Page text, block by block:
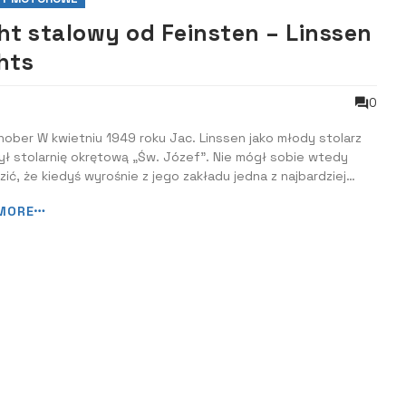
stalowy od Feinsten – Linssen
0
W kwietniu 1949 roku Jac. Linssen jako młody stolarz
stolarnię okrętową „Św. Józef”. Nie mógł sobie wtedy
że kiedyś wyrośnie z jego zakładu jedna z najbardziej
tę stocznię położoną bezpośrednio nad Mozą. JDla